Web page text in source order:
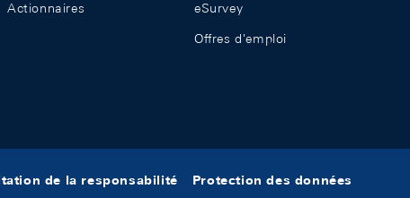
Actionnaires eSurvey
Offres d'emploi
de la responsabilité Protection des données